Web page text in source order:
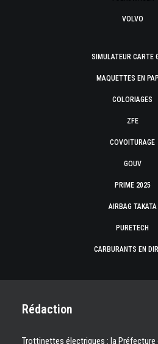
VOLVO
SIMULATEUR CARTE
MAQUETTES EN
COLORIAGES
ZFE
COVOITURAGE
GOUV
PRIME 2025
AIRBAG TAKATA
PURETECH
CARBURANTS EN
Rédaction
Trottinettes électriques : la Préfecture